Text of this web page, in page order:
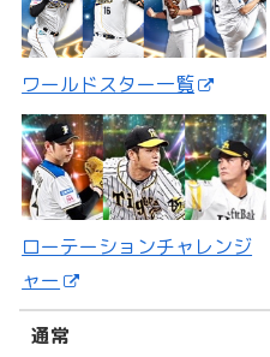
ワールドスター一覧
ローテーションチャレンジ
ャー
通常